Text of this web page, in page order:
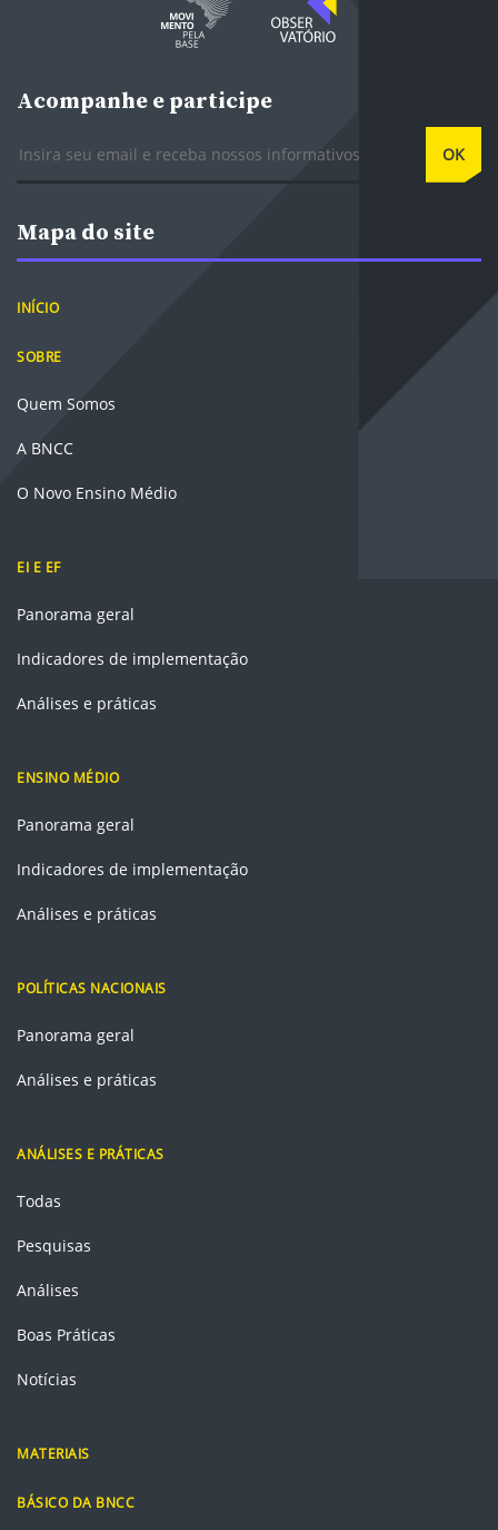
Acompanhe e participe
OK
Mapa do site
INÍCIO
SOBRE
Quem Somos
A BNCC
O Novo Ensino Médio
EI E EF
Panorama geral
Indicadores de implementação
Análises e práticas
ENSINO MÉDIO
Panorama geral
Indicadores de implementação
Análises e práticas
POLÍTICAS NACIONAIS
Panorama geral
Análises e práticas
ANÁLISES E PRÁTICAS
Todas
Pesquisas
Análises
Boas Práticas
Notícias
MATERIAIS
BÁSICO DA BNCC